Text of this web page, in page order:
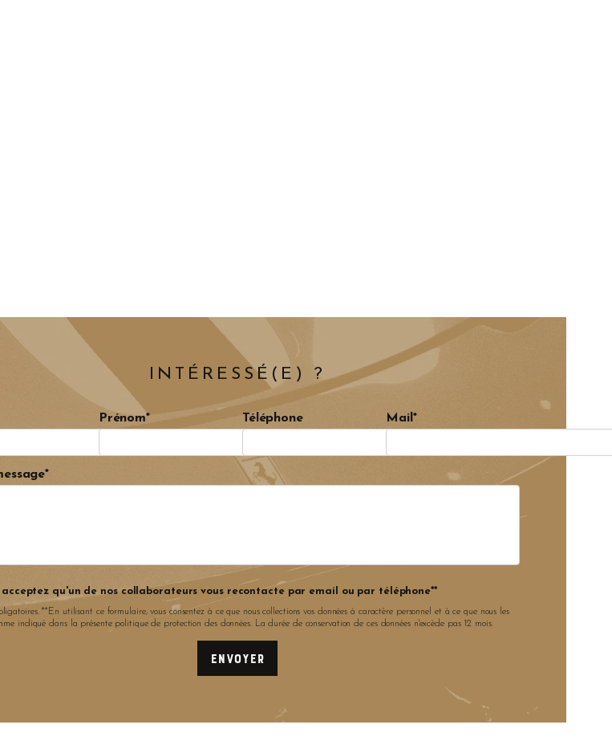
INTÉRESSÉ(E) ?
Prénom* Téléphone Mail*
acceptez qu'un de nos collaborateurs vous recontacte par email ou par téléphone**
**En utilisant ce formulaire, vous consentez à ce que nous collections vos données à caractère personnel et à ce que nous les
indiqué dans la présente politique de protection des données. La durée de conservation de ces données n'excède pas 12 mois.